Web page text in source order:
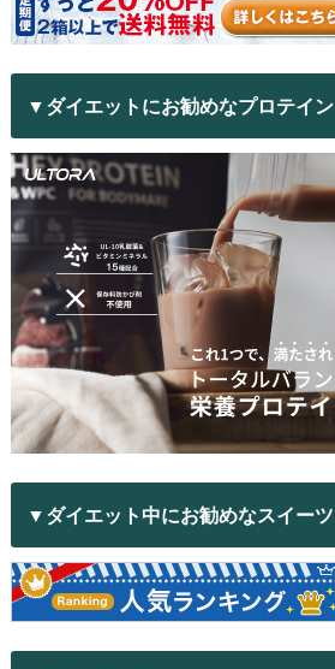
▼ダイエットにお勧めなプロテイン
▼ダイエット中にお勧めなスイーツ